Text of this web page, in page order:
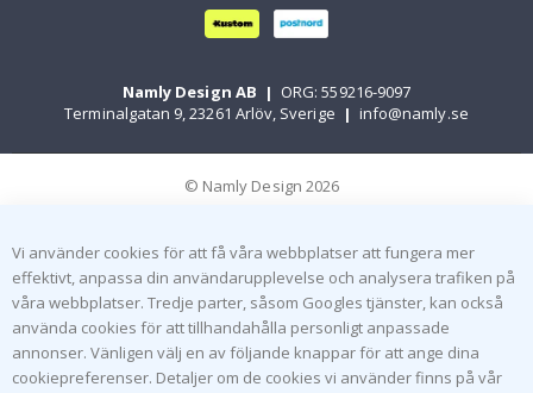
Namly Design AB | ORG: 559216-9097
Terminalgatan 9, 23261 Arlöv, Sverige | info@namly.se
© Namly Design 2026
Vi använder cookies för att få våra webbplatser att fungera mer
effektivt, anpassa din användarupplevelse och analysera trafiken på
våra webbplatser. Tredje parter, såsom Googles tjänster, kan också
använda cookies för att tillhandahålla personligt anpassade
annonser. Vänligen välj en av följande knappar för att ange dina
cookiepreferenser. Detaljer om de cookies vi använder finns på vår